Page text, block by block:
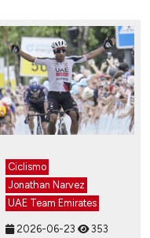
Ciclismo
Jonathan Narvez
UAE Team Emirates
2026-06-23 353